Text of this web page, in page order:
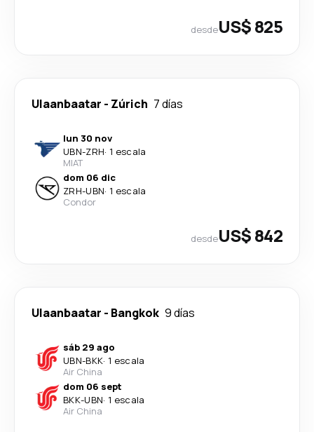
desdeUS$ 825
Ulaanbaatar - Zúrich 7 días
lun 30 nov
UBN-ZRH· 1 escala
MIAT
dom 06 dic
ZRH-UBN· 1 escala
Condor
desdeUS$ 842
Ulaanbaatar - Bangkok 9 días
sáb 29 ago
UBN-BKK· 1 escala
Air China
dom 06 sept
BKK-UBN· 1 escala
Air China